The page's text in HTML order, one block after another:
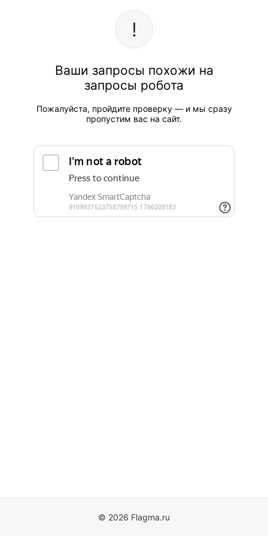
Ваши запросы похожи на
запросы робота
Пожалуйста, пройдите проверку — и мы сразу
пропустим вас на сайт.
© 2026 Flagma.ru